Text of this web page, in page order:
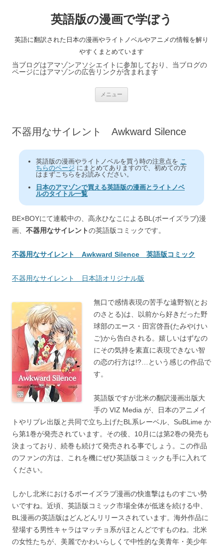
英語版の漫画で学ぼう
英語に翻訳された日本の漫画やライトノベルやアニメの情報を解り
やすくまとめています
当ブログはアマゾンアソシエイトに参加しており、当ブログの
ページにはアマゾンの広告リンクが含まれます
メニュー
ス
不器用なサイレント Awkward Silence
英語版の漫画やライトノベルを買う時の注意点を こ
ちらのページ にまとめてありますので、初めての方
はまずこちらをお読みください。
日本のアマゾンで買える英語版の漫画とライトノベ
ルのタイトル一覧
BE×BOYにて連載中の、高永ひなこによるBL(ボーイズラブ)漫
画、 不器用なサイレントの英語版コミックです。
不器用なサイレント Awkward Silence 英語版コミック
不器用なサイレント 日本語オリジナル版
無口で感情表現の苦手な遠野智(とお
のさとる)は、以前から好きだった野
球部のエース・田宮啓吾(たみやけい
ご)から告白される。嬉しいはずなの
にその気持を素直に表現できない智
の恋の行方は!?…という感じの作品で
す。
英語版ですが北米の翻訳漫画出版大
手の VIZ Media が、日本のアニメイ
トやリブレ出版と共同で立ち上げたBL系レーベル、SuBLime か
ら第1巻が発売されています。その後、10月には第2巻の発売も
決まっており、続巻も続けて発売される事でしょう。この作品
のファンの方は、これを機にぜひ英語版コミックも手に入れて
ください。
しかし北米におけるボーイズラブ漫画の快進撃はものすごい勢
いですね。近頃、英語版コミック市場全体が低迷を続ける中、
BL漫画の英語版はどんどんリリースされています。海外作品に
登場する男性キャラはマッチョ系がほとんどですものね。北米
の女性たちが、美麗でかわいらしくで中性的な美青年・美少年